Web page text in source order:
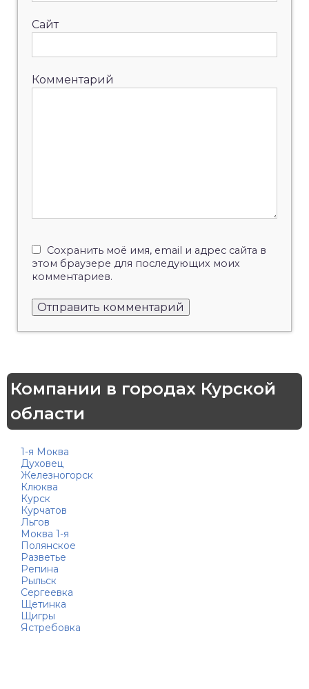
Сайт
Комментарий
Сохранить моё имя, email и адрес сайта в
этом браузере для последующих моих
комментариев.
Компании в городах Курской
области
1-я Моква
Духовец
Железногорск
Клюква
Курск
Курчатов
Льгов
Моква 1-я
Полянское
Разветье
Репина
Рыльск
Сергеевка
Щетинка
Щигры
Ястребовка